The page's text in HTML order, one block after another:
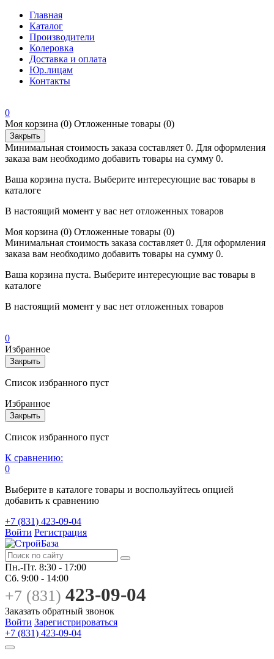
Главная
Каталог
Производители
Колеровка
Доставка и оплата
Юр.лицам
Контакты
0
Моя корзина (0) Отложенные товары (0)
Закрыть
Минимальная стоимость заказа составляет 0. Для оформления
заказа вам необходимо добавить товары на сумму 0.
Ваша корзина пуста. Выберите интересующие вас товары в
каталоге
В настоящий момент у вас нет отложенных товаров
Моя корзина (0) Отложенные товары (0)
Минимальная стоимость заказа составляет 0. Для оформления
заказа вам необходимо добавить товары на сумму 0.
Ваша корзина пуста. Выберите интересующие вас товары в
каталоге
В настоящий момент у вас нет отложенных товаров
0
Избранное
Закрыть
Список избранного пуст
Избранное
Закрыть
Список избранного пуст
К сравнению:
0
Выберите в каталоге товары и воспользуйтесь опцией
добавить к сравнению
+7 (831) 423-09-04
Войти Регистрация
Пн.-Пт. 8:30 - 17:00
Сб. 9:00 - 14:00
+7 (831) 423-09-04
Заказать обратный звонок
Войти Зарегистрироваться
+7 (831) 423-09-04